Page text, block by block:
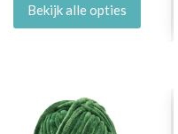
Bekijk alle opties